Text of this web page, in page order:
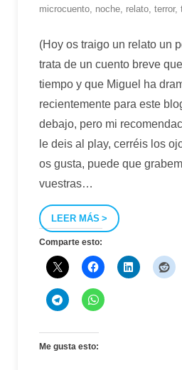
microcuento, noche, relato, terror,
(Hoy os traigo un relato un
trata de un cuento breve
tiempo y que Miguel ha
recientemente para este
debajo, pero mi
le deis al play, cerréis los
os gusta, puede que
vuestras…
LEER MÁS
Comparte esto:
Me gusta esto: